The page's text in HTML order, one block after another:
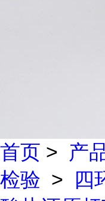
首页 > 产
检验 >
四